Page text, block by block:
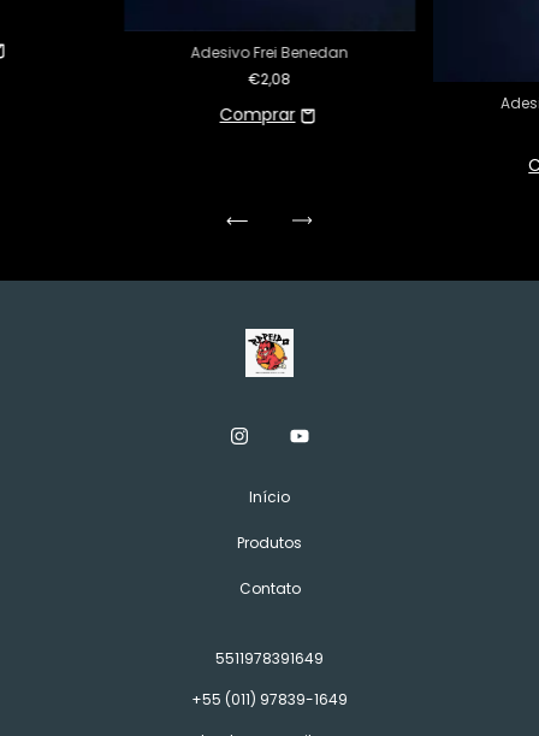
Adesivo Frei Benedan
€2,08
Início
Produtos
Contato
5511978391649
+55 (011) 97839-1649